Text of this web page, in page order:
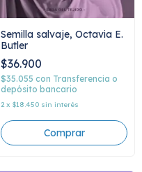
Semilla salvaje, Octavia E.
Butler
$36.900
$35.055 con Transferencia o
depósito bancario
2 x $18.450 sin interés